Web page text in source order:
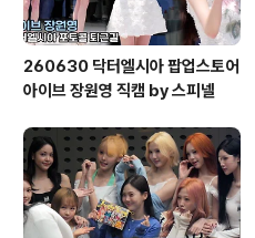
260630 닥터엘시아 팝업스토어
아이브 장원영 직캠 by 스피넬